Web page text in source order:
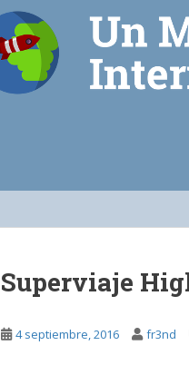
Superviaje
4 septiembre, 2016 fr3nd